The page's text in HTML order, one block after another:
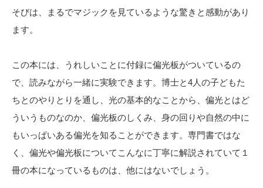
そびは、まるでマジックを見ているような驚きと感動があり
ます。
この本には、うれしいことに付録に偏光板がついているの
で、読みながら一緒に実験できます。博士と4人の子どもた
ちとのやりとりを通し、光の基本的なことから、偏光とはど
ういうものなのか、偏光板のしくみ、身の回りや自然の中に
もいっぱいある偏光を知ることができます。専門書ではな
く、偏光や偏光板についてこんなに丁寧に解説されていて１
冊の本になっているものは、他にはないでしょう。